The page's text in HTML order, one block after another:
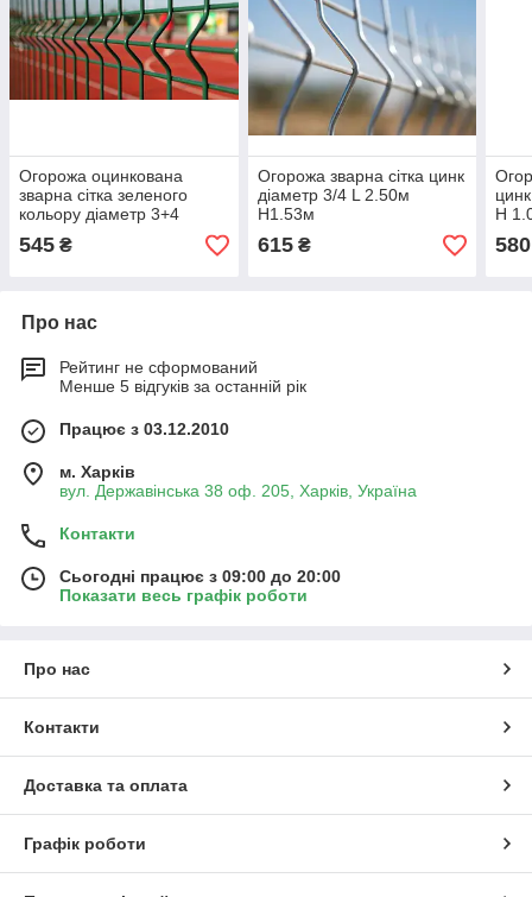
Огорожа оцинкована
зварна сітка зеленого
кольору діаметр 3+4
Н-1,23м L-2.50м
545 ₴
Огорожа зварна сітка цинк
діаметр 3/4 L 2.50м
H1.53м
615₴
H
580
Про нас
Рейтинг не сформований
Менше 5 відгуків за останній рік
Працює з 03.12.2010
м. Харків
вул. Державінська 38 оф. 205, Харків, Україна
Контакти
Сьогодні працює з 09:00 до 20:00
Показати весь графік роботи
Про нас
Контакти
Доставка та оплата
Графік роботи